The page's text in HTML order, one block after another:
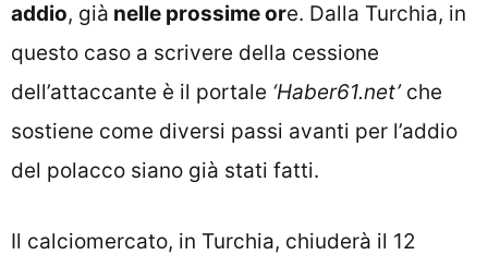
addio, già nelle prossime ore. Dalla Turchia, in
questo caso a scrivere della cessione
dell’attaccante è il portale ‘Haber61.net’che
sostiene come diversi passi avanti per l’addio
del polacco siano già stati fatti.
Il calciomercato, in Turchia, chiuderà il 12